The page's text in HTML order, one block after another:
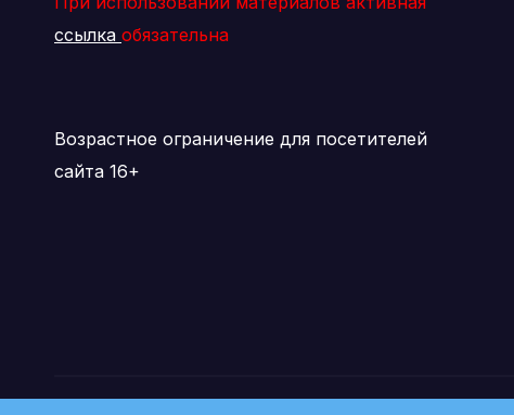
ссылка обязательна
Возрастное ограничение для посетителей
сайта 16+